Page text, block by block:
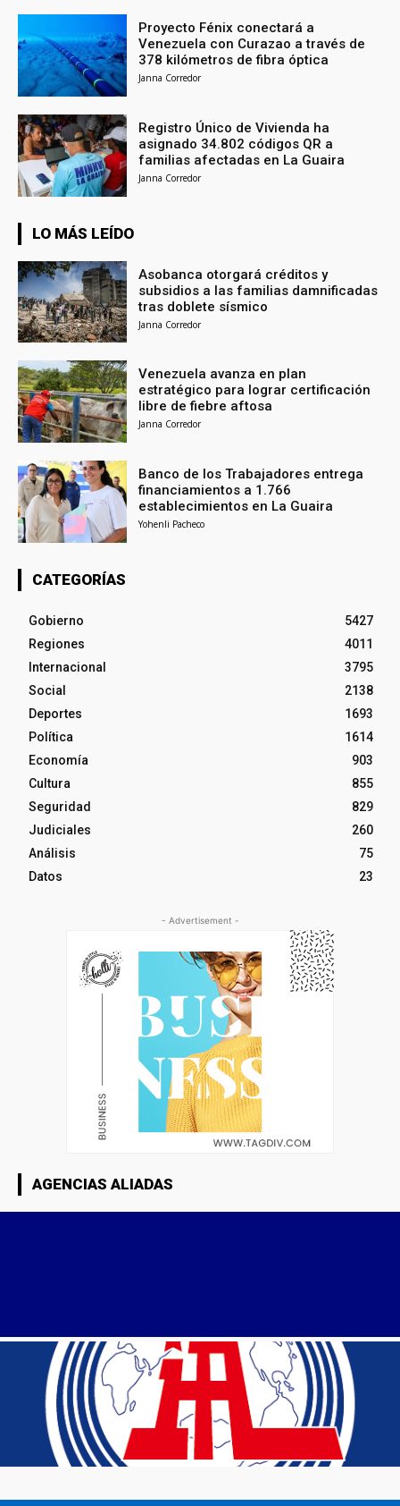
Proyecto Fénix conectará a
Venezuela con Curazao a través de
378 kilómetros de fibra óptica
Janna Corredor
Registro Único de Vivienda ha
asignado 34.802 códigos QR a
familias afectadas en La Guaira
Janna Corredor
LO MÁS LEÍDO
Asobanca otorgará créditos y
subsidios a las familias damnificadas
tras doblete sísmico
Janna Corredor
Venezuela avanza en plan
estratégico para lograr certificación
libre de fiebre aftosa
Janna Corredor
Banco de los Trabajadores entrega
financiamientos a 1.766
establecimientos en La Guaira
Yohenli Pacheco
CATEGORÍAS
Gobierno
5427
Regiones
4011
Internacional
3795
Social
2138
Deportes
1693
Política
1614
Economía
903
Cultura
855
Seguridad
829
Judiciales
260
Análisis
75
Datos
23
- Advertisement -
AGENCIAS ALIADAS